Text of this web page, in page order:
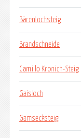
Bärenlochsteig
Brandschneide
Camillo Kronich-Steig
Gaisloch
Gamsecksteig